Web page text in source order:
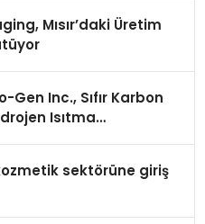
Mısır’daki Üretim
Gen Inc., Sıfır Karbon
Isıtma
sektörüne giriş